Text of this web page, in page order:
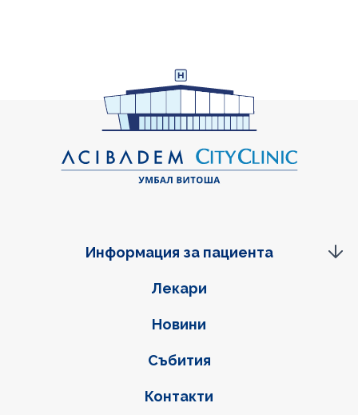
Фуутер навигация
Лекари
Новини
Събития
Контакти
Информация за пациента